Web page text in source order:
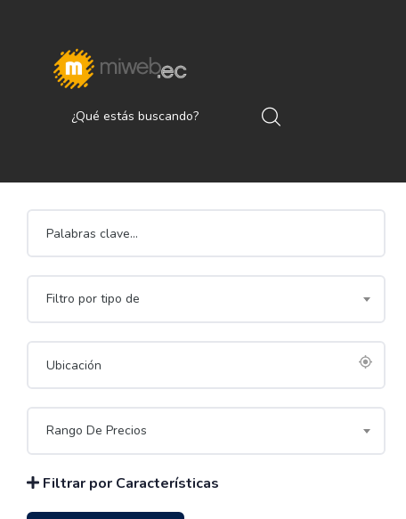
Filtro por tipo de
Rango De Precios
Filtrar por Características